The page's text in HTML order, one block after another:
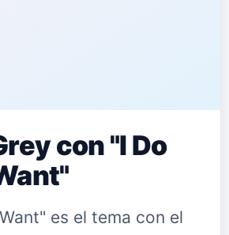
con "I Do
es el tema con el